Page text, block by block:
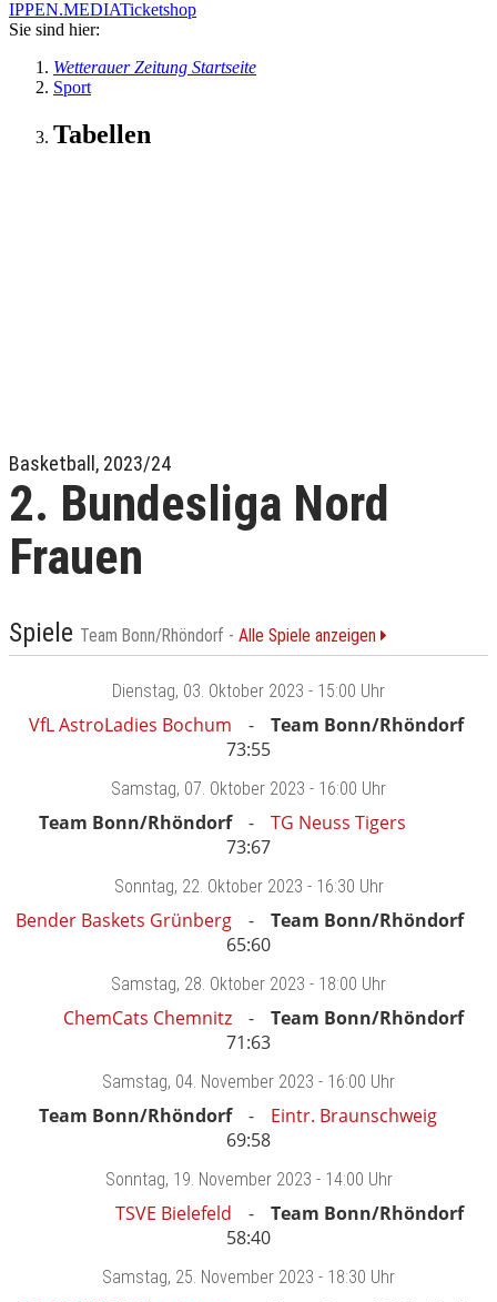
IPPEN.MEDIATicketshop
Sie sind hier:
Wetterauer Zeitung Startseite
Sport
Tabellen
Basketball, 2023/24
2. Bundesliga Nord
Frauen
Spiele Team Bonn/Rhöndorf - Alle Spiele anzeigen
Dienstag, 03. Oktober 2023 - 15:00 Uhr
VfL AstroLadies Bochum
Team Bonn/Rhöndorf
73:55
Samstag, 07. Oktober 2023 - 16:00 Uhr
Team Bonn/Rhöndorf
TG Neuss Tigers
73:67
Sonntag, 22. Oktober 2023 - 16:30 Uhr
Bender Baskets Grünberg
Team Bonn/Rhöndorf
65:60
Samstag, 28. Oktober 2023 - 18:00 Uhr
ChemCats Chemnitz
Team Bonn/Rhöndorf
71:63
Samstag, 04. November 2023 - 16:00 Uhr
Team Bonn/Rhöndorf
Eintr. Braunschweig
69:58
Sonntag, 19. November 2023 - 14:00 Uhr
TSVE Bielefeld
Team Bonn/Rhöndorf
58:40
Samstag, 25. November 2023 - 18:30 Uhr